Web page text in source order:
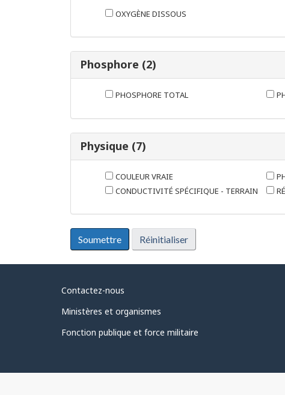
OXYGÈNE DISSOUS
Phosphore (2)
PHOSPHORE TOTAL
Physique (7)
COULEUR VRAIE
CONDUCTIVITÉ SPÉCIFIQUE - TERRAIN
À
propos
du
Contactez-nous
Ministères et organismes
Fonction publique et force militaire